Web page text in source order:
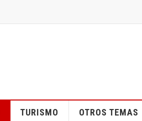
TURISMO OTROS TEMAS